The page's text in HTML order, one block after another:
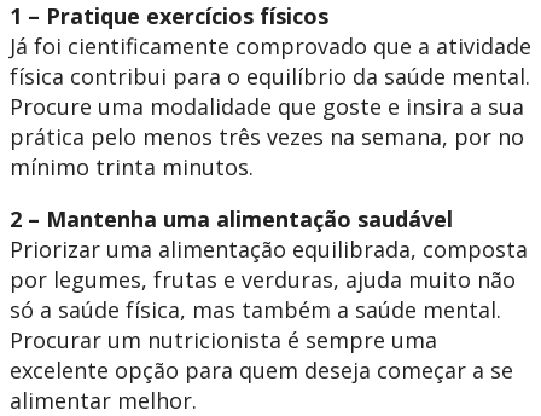
1 – Pratique exercícios físicos
Já foi cientificamente comprovado que a atividade
física contribui para o equilíbrio da saúde mental.
Procure uma modalidade que goste e insira a sua
prática pelo menos três vezes na semana, por no
mínimo trinta minutos.
2 – Mantenha uma alimentação saudável
Priorizar uma alimentação equilibrada, composta
por legumes, frutas e verduras, ajuda muito não
só a saúde física, mas também a saúde mental.
Procurar um nutricionista é sempre uma
excelente opção para quem deseja começar a se
alimentar melhor.